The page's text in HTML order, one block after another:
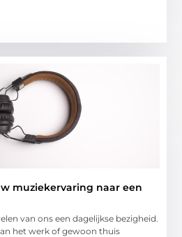
muziekervaring naar een
van ons een dagelijkse bezigheid.
het werk of gewoon thuis